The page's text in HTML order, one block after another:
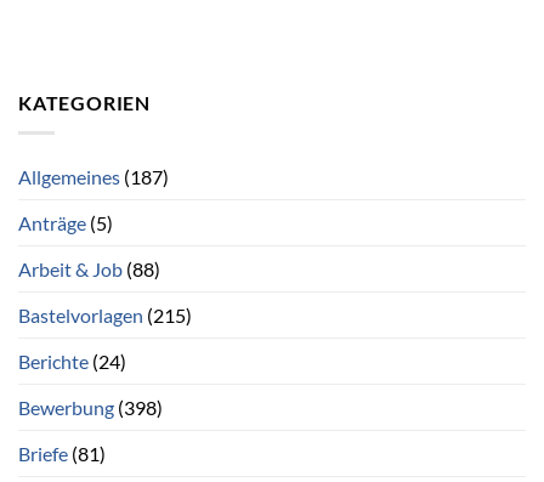
KATEGORIEN
Allgemeines (187)
Anträge (5)
Arbeit & Job (88)
Bastelvorlagen (215)
Berichte (24)
Bewerbung (398)
Briefe (81)